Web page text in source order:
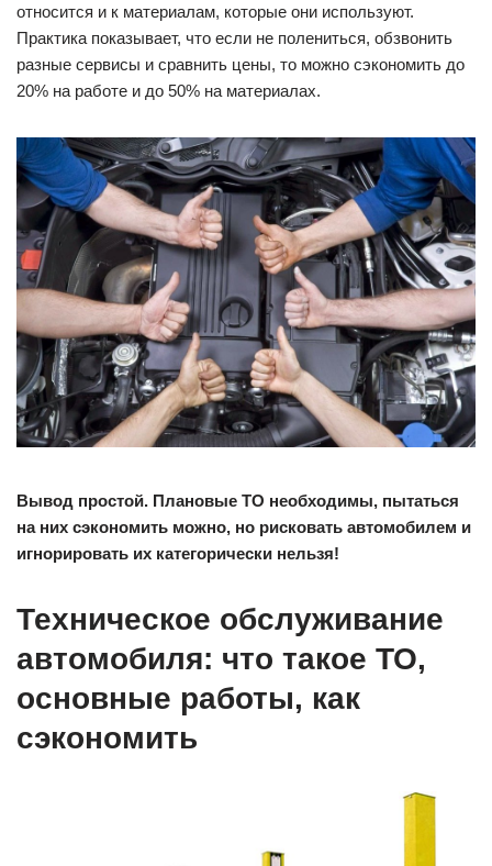
относится и к материалам, которые они используют.
Практика показывает, что если не полениться, обзвонить
разные сервисы и сравнить цены, то можно сэкономить до
20% на работе и до 50% на материалах.
Вывод простой. Плановые ТО необходимы, пытаться
на них сэкономить можно, но рисковать автомобилем и
игнорировать их категорически нельзя!
Техническое обслуживание
автомобиля: что такое ТО,
основные работы, как
сэкономить